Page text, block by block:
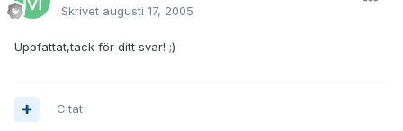
Skrivet augusti 17, 2005
Uppfattat,tack för ditt svar! ;)
Citat